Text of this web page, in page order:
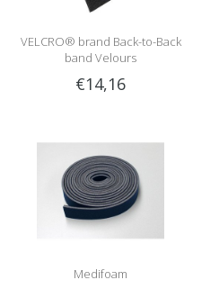
VELCRO® brand Back-to-Back
band Velours
€14,16
Medifoam